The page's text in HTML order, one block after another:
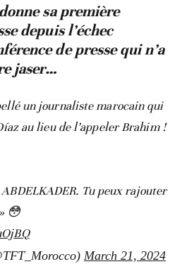
sa première
depuis l’échec
de presse qui n’a
jaser…
un journaliste marocain qui
au lieu de l’appeler Brahim !
Tu peux rajouter
😳
March 21, 2024